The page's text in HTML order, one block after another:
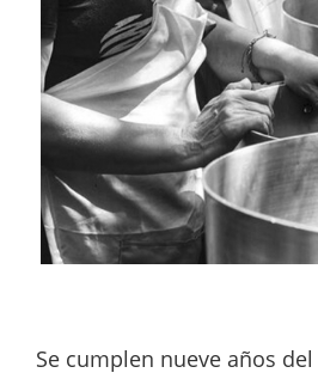
Se cumplen nueve años